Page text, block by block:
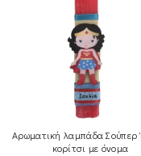
Αρωματική λαμπάδα Σούπερ
κορίτσι με όνομα